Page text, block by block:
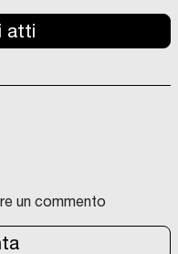
atti
un commento